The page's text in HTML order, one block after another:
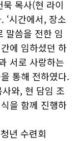
목사(현 라이
‘시간에서, 장소
말씀을 전한 임
에 임하셨던 하
서로 사랑하는
통해 전하였다.
와, 현 담임 조
을 함께 진행하
년 수련회